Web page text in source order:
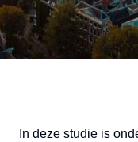
In deze studie is